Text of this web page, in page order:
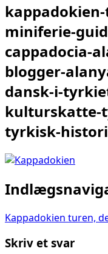
miniferie-
cappadocia-
blogger-
dansk-i-
kulturskatte-
tyrkisk-
Kappadokien turen,
Skriv et svar